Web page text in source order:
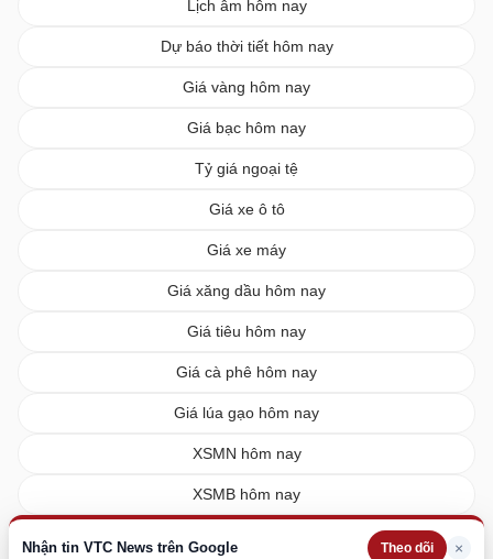
Nhận tin VTC News trên Google Theo dõi ×
Lịch âm hôm nay
Dự báo thời tiết hôm nay
Giá vàng hôm nay
Giá bạc hôm nay
Tỷ giá ngoại tệ
Giá xe ô tô
Giá xe máy
Giá xăng dầu hôm nay
Giá tiêu hôm nay
Giá cà phê hôm nay
Giá lúa gạo hôm nay
XSMN hôm nay
XSMB hôm nay